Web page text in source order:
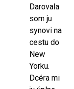
Darovala
som ju
synovi na
cestu do
New
Yorku.
Dcéra mi